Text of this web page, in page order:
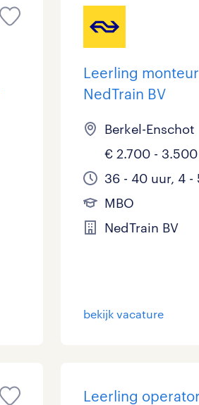
Leerling
NedTrain BV
Berkel-Enschot
€ 2.700 -
36 - 40 uur, 4 -
MBO
NedTrain BV
bekijk vacature
Leerling